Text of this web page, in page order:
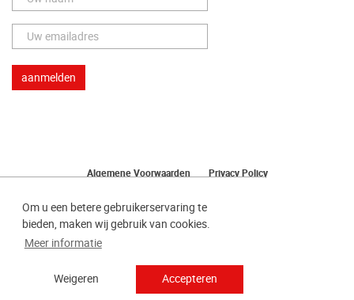
Om u een betere gebruikerservaring te
bieden, maken wij gebruik van cookies.
Meer informatie
Weigeren Accepteren
Algemene Voorwaarden
Privacy Policy